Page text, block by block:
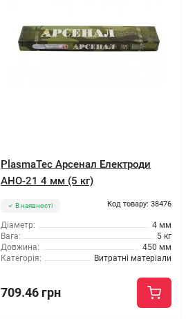
PlasmaTec Арсенал Електроди
АНО-21 4 мм (5 кг)
В наявності Код товару: 38476
Діаметр:
4 мм
Вага:
5 кг
Довжина:
450 мм
Категорія:
Витратні матеріали
709.46 грн